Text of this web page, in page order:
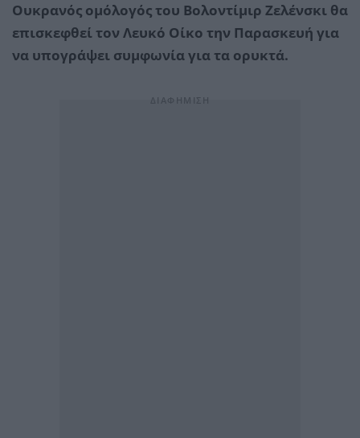
Ουκρανός ομόλογός του Βολοντίμιρ Ζελένσκι θα
επισκεφθεί τον Λευκό Οίκο την Παρασκευή για
να υπογράψει συμφωνία για τα ορυκτά.